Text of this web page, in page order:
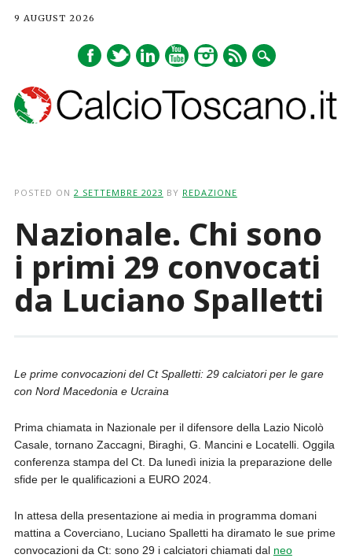
9 AUGUST 2026
POSTED ON 2 SETTEMBRE 2023 BY REDAZIONE
Nazionale. Chi sono
i primi 29 convocati
da Luciano Spalletti
Le prime convocazioni del Ct Spalletti: 29 calciatori per le gare
con Nord Macedonia e Ucraina
Prima chiamata in Nazionale per il difensore della Lazio Nicolò
Casale, tornano Zaccagni, Biraghi, G. Mancini e Locatelli. Oggila
conferenza stampa del Ct. Da lunedì inizia la preparazione delle
sfide per le qualificazioni a EURO 2024.
In attesa della presentazione ai media in programma domani
mattina a Coverciano, Luciano Spalletti ha diramato le sue prime
convocazioni da Ct: sono 29 i calciatori chiamati dal neo